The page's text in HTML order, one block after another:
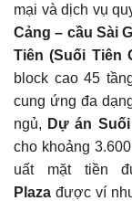
mại và dịch vụ
Cảng – cầu Sài
Tiên (Suối Tiên
block cao 45
cung ứng đa
ngủ, Dự án
cho khoảng
uất mặt tiền
Plaza được ví